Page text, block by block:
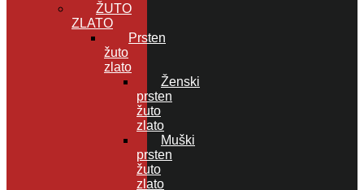
ŽUTO
ZLATO
Prsten
žuto
zlato
Ženski
prsten
žuto
zlato
Muški
prsten
žuto
zlato